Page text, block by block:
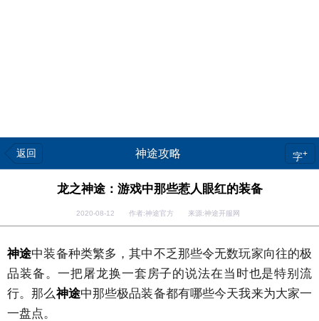
返回 神途攻略 字+
龙之神途：游戏中那些惹人眼红的装备
2020-08-12 作者:神途官方 来源:神途开服网
神途中装备种类繁多，其中不乏那些令无数玩家向往的极
品装备。一把屠龙换一套房子的说法在当时也是特别流
行。那么神途中那些极品装备都有哪些今天我来为大家一
一盘点。